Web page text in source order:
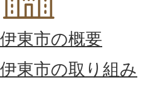
伊東市の概要
伊東市の取り組み